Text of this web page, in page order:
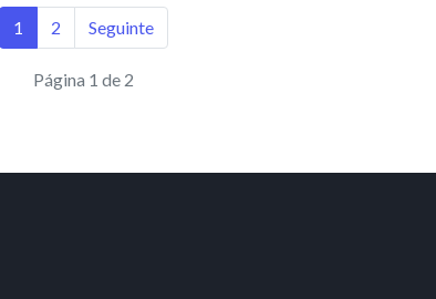
1 2 Seguinte
Página 1 de 2